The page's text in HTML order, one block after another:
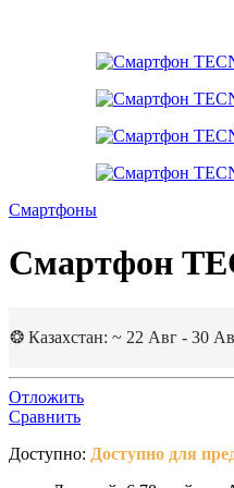
Смартфоны
Смартфон
❂ Казахстан: ~ 22 Авг - 30
Отложить
Сравнить
Доступно: Доступно для